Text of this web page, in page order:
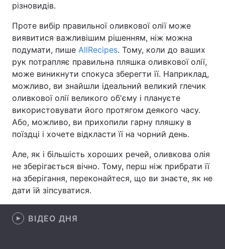
Спорт
Техно і зв'язок
Зброя Інциденти
Здоров'я Туризм
Цікавинки Погода
Екологія Регіони
Відео з Youtube Статті
Інтерв'ю
Архів
різновидів.
Проте вибір правильної оливкової олії може
виявитися важливішим рішенням, ніж можна
подумати, пише AllRecipes. Тому, коли до ваших
рук потрапляє правильна пляшка оливкової олії,
може виникнути спокуса зберегти її. Наприклад,
можливо, ви знайшли ідеальний великий глечик
оливкової олії великого об'єму і плануєте
використовувати його протягом деякого часу.
Або, можливо, ви прихопили гарну пляшку в
поїздці і хочете відкласти її на чорний день.
Але, як і більшість хороших речей, оливкова олія
не зберігається вічно. Тому, перш ніж прибрати її
на зберігання, переконайтеся, що ви знаєте, як не
дати їй зіпсуватися.
ВІДЕО ДНЯ